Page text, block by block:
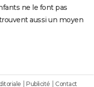
ne le font pas
aussi un moyen
Publicité Contact